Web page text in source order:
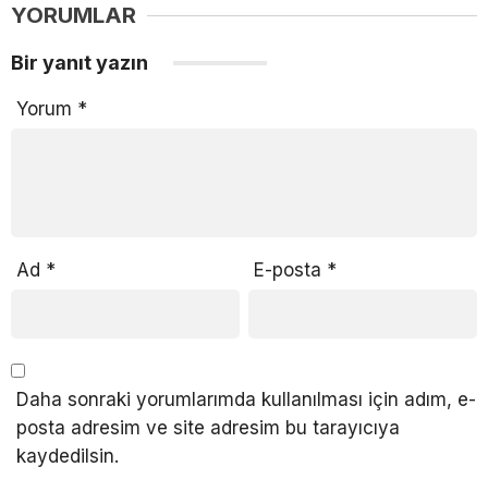
YORUMLAR
Bir yanıt yazın
Yorum *
Ad * E-posta *
Daha sonraki yorumlarımda kullanılması için adım, e-
posta adresim ve site adresim bu tarayıcıya
kaydedilsin.